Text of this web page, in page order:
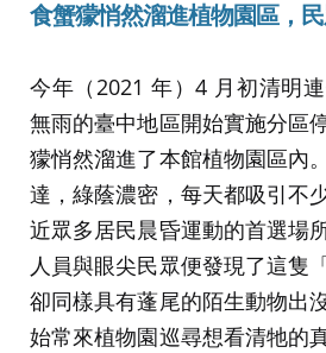
食蟹獴悄然溜進植物園區，
今年（2021 年）4 月初清明
無雨的臺中地區開始實施分區
獴悄然溜進了本館植物園區內
達，綠蔭濃密，每天都吸引不
近眾多居民晨昏運動的首選場
人員與眼尖民眾便發現了這隻
卻同樣具有蓬尾的陌生動物出
始常來植物園巡尋想看清牠的